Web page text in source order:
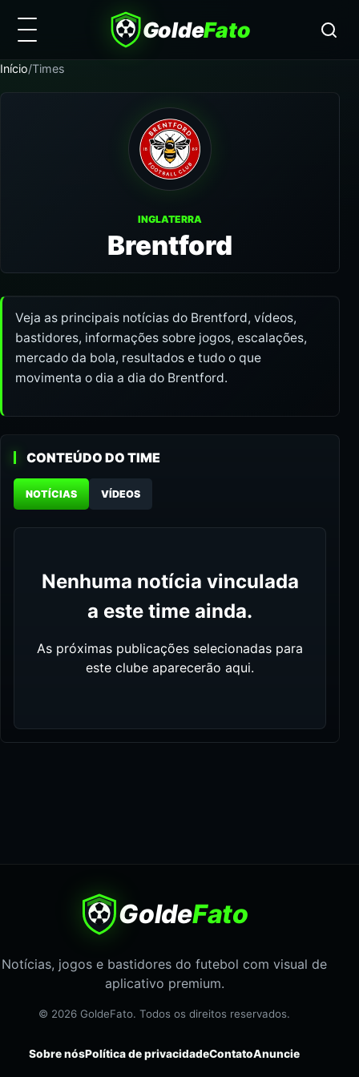
GoldeFato
Início/Times
INGLATERRA
Brentford
Veja as principais notícias do Brentford, vídeos,
bastidores, informações sobre jogos, escalações,
mercado da bola, resultados e tudo o que
movimenta o dia a dia do Brentford.
CONTEÚDO DO TIME
NOTÍCIAS VÍDEOS
Nenhuma notícia vinculada
a este time ainda.
As próximas publicações selecionadas para
este clube aparecerão aqui.
GoldeFato
Notícias, jogos e bastidores do futebol com visual de
aplicativo premium.
© 2026 GoldeFato. Todos os direitos reservados.
Sobre nósPolítica de privacidadeContatoAnuncie